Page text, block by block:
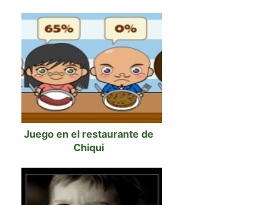
Juego en el restaurante de
Chiqui